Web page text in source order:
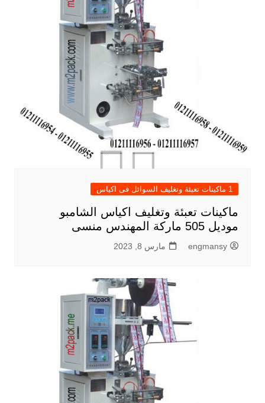
1 ماكينات تعبئة وتغليف السوائل فى اكياس
ماكينات تعبئة وتغليف اكياس الشامبو
موديل 505 ماركة المهندس منسى
engmansy مارس 8, 2023